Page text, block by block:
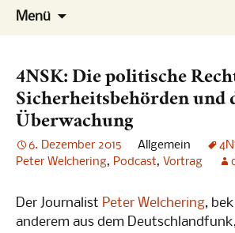
Zum
InhaltNo-Spy
Die Konferenz
Menü
4NSK: Die politische
Sicherheitsbehörden und
Überwachung
6. Dezember 2015 Allgemein
Peter Welchering, Podcast, Vortrag
Der Journalist Peter Welchering,
anderem aus dem